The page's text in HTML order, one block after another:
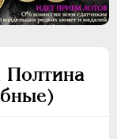
Полтина